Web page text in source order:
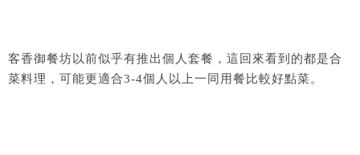
客香御餐坊以前似乎有推出個人套餐，這回來看到的都是合
菜料理，可能更適合3-4個人以上一同用餐比較好點菜。